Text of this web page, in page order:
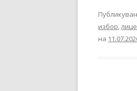
избор,лице
на